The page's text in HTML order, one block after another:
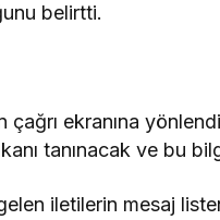
belirtti.
çağrı ekranına
tanınacak ve bu
iletilerin mesaj